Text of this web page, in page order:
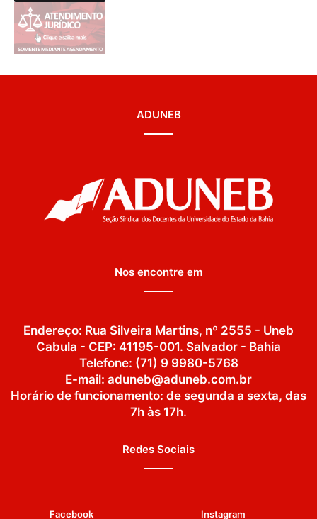
ADUNEB
Nos encontre em
Endereço: Rua Silveira Martins, nº 2555 - Uneb
Cabula - CEP: 41195-001. Salvador - Bahia
Telefone: (71) 9 9980-5768
E-mail: aduneb@aduneb.com.br
Horário de funcionamento: de segunda a sexta, das
7h às 17h.
Redes Sociais
Facebook Instagram